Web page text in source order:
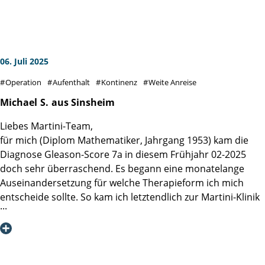
Probe aus der Prostata wird über die MRT Aufnahme eine
Operateur mit der Nadel sicher die gewünschten Stellen
ansteuern. Es wird nicht mehr im Nebel gestochert.
06. Juli 2025
Operation Aufenthalt Kontinenz Weite Anreise
Michael S. aus Sinsheim
Liebes Martini-Team,
für mich (Diplom Mathematiker, Jahrgang 1953) kam die
Diagnose Gleason-Score 7a in diesem Frühjahr 02-2025
doch sehr überraschend. Es begann eine monatelange
Auseinandersetzung für welche Therapieform ich mich
entscheide sollte. So kam ich letztendlich zur Martini-Klinik
und zu einem Gespräch mit Prof. Dr. Steuber. Seine
Klarheit, Empathie und Offenheit für verschiedene Ansätze